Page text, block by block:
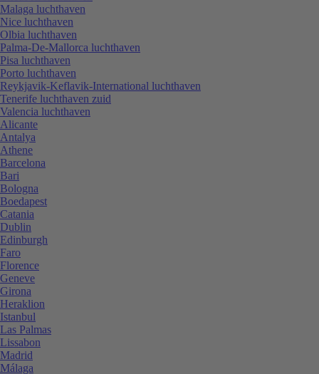
Malaga luchthaven
Nice luchthaven
Olbia luchthaven
Palma-De-Mallorca luchthaven
Pisa luchthaven
Porto luchthaven
Reykjavik-Keflavik-International luchthaven
Tenerife luchthaven zuid
Valencia luchthaven
Alicante
Antalya
Athene
Barcelona
Bari
Bologna
Boedapest
Catania
Dublin
Edinburgh
Faro
Florence
Geneve
Girona
Heraklion
Istanbul
Las Palmas
Lissabon
Madrid
Málaga